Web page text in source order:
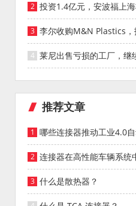
投资1.4亿元，安波福上
能仓库
李尔收购M&N Plastics，
统业务
莱尼出售亏损的工厂，继
投资者
推荐文章
哪些连接器推动工业4.0
连接器在高性能车辆系统
什么是散热器？